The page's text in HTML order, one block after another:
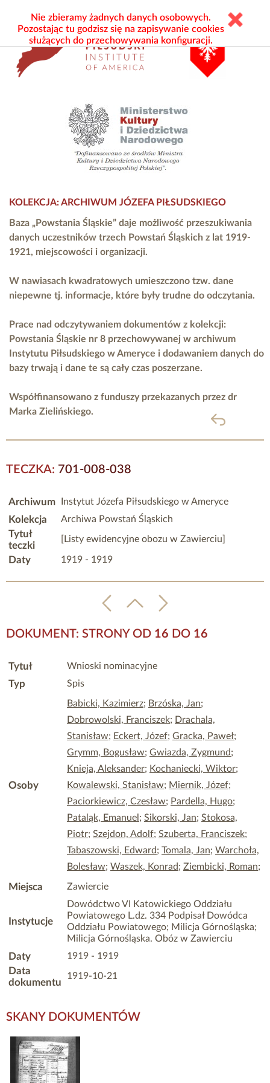
KOLEKCJA: ARCHIWUM JÓZEFA PIŁSUDSKIEGO
Baza „Powstania Śląskie” daje możliwość przeszukiwania
danych uczestników trzech Powstań Śląskich z lat 1919-
1921, miejscowości i organizacji.
W nawiasach kwadratowych umieszczono tzw. dane
niepewne tj. informacje, które były trudne do odczytania.
Prace nad odczytywaniem dokumentów z kolekcji:
Powstania Śląskie nr 8 przechowywanej w archiwum
Instytutu Piłsudskiego w Ameryce i dodawaniem danych do
bazy trwają i dane te są cały czas poszerzane.
Współfinansowano z funduszy przekazanych przez dr
Marka Zielińskiego.
powrót
TECZKA: 701-008-038
Archiwum Instytut Józefa Piłsudskiego w Ameryce
Kolekcja Archiwa Powstań Śląskich
Tytuł
teczki
[Listy ewidencyjne obozu w Zawierciu]
Daty 1919 - 1919
DOKUMENT: STRONY OD 16 DO 16
Tytuł Wnioski nominacyjne
Typ Spis
Osoby
Babicki, Kazimierz; Brzóska, Jan;
Dobrowolski, Franciszek; Drachala,
Stanisław; Eckert, Józef; Gracka, Paweł;
Grymm, Bogusław; Gwiazda, Zygmund;
Knieja, Aleksander; Kochaniecki, Wiktor;
Kowalewski, Stanisław; Miernik, Józef;
Paciorkiewicz, Czesław; Pardella, Hugo;
Pataląk, Emanuel ; Sikorski, Jan; Stokosa,
Piotr; Szejdon, Adolf; Szuberta, Franciszek;
Tabaszowski, Edward; Tomala, Jan; Warchoła,
Bolesław; Waszek, Konrad; Ziembicki, Roman;
Miejsca Zawiercie
Instytucje
Dowódctwo VI Katowickiego Oddziału
Powiatowego L.dz. 334 Podpisał Dowódca
Oddziału Powiatowego; Milicja Górnośląska;
Milicja Górnośląska. Obóz w Zawierciu
Daty 1919 - 1919
Data
dokumentu
1919-10-21
SKANY DOKUMENTÓW
Nie zbieramy żadnych danych osobowych.
Pozostając tu godzisz się na zapisywanie cookies
służących do przechowywania konfiguracji.